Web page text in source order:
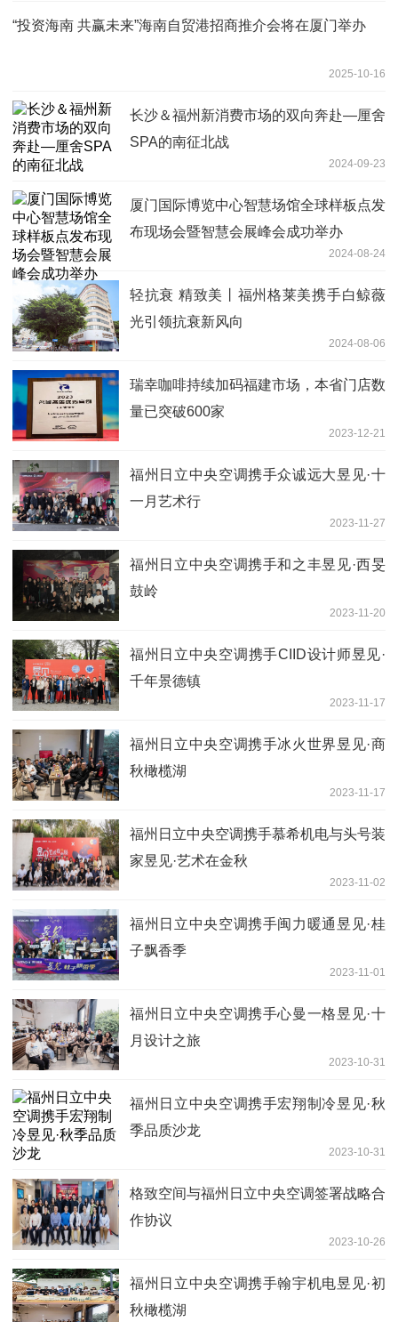
“投资海南 共赢未来”海南自贸港招商推介会将在厦门举办
2025-10-16
长沙＆福州新消费市场的双向奔赴—厘舍
SPA的南征北战
2024-09-23
厦门国际博览中心智慧场馆全球样板点发
布现场会暨智慧会展峰会成功举办
2024-08-24
轻抗衰 精致美丨福州格莱美携手白鲸薇
光引领抗衰新风向
2024-08-06
瑞幸咖啡持续加码福建市场，本省门店数
量已突破600家
2023-12-21
福州日立中央空调携手众诚远大昱见·十
一月艺术行
2023-11-27
福州日立中央空调携手和之丰昱见·西旻
鼓岭
2023-11-20
福州日立中央空调携手CIID设计师昱见·
千年景德镇
2023-11-17
福州日立中央空调携手冰火世界昱见·商
秋橄榄湖
2023-11-17
福州日立中央空调携手慕希机电与头号装
家昱见·艺术在金秋
2023-11-02
福州日立中央空调携手闽力暖通昱见·桂
子飘香季
2023-11-01
福州日立中央空调携手心曼一格昱见·十
月设计之旅
2023-10-31
福州日立中央空调携手宏翔制冷昱见·秋
季品质沙龙
2023-10-31
格致空间与福州日立中央空调签署战略合
作协议
2023-10-26
福州日立中央空调携手翰宇机电昱见·初
秋橄榄湖